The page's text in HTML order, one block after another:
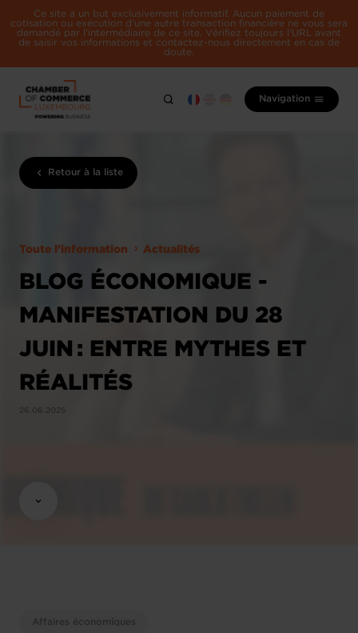
Ce site a un but exclusivement informatif. Aucun paiement de
cotisation ou exécution d'une autre transaction financière ne vous sera
demandé par l'intermédiaire de ce site. Vérifiez toujours l'URL avant
de saisir vos informations et contactez-nous directement en cas de
doute.
Navigation
Retour à la liste
Toute l'information Actualités
BLOG ÉCONOMIQUE -
MANIFESTATION DU 28
JUIN : ENTRE MYTHES ET
RÉALITÉS
26.06.2025
Affaires économiques